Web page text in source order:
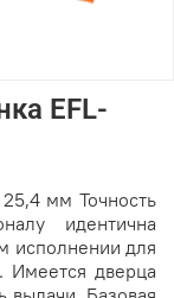
EFL-
мм Точность
идентична
исполнении для
Имеется дверца